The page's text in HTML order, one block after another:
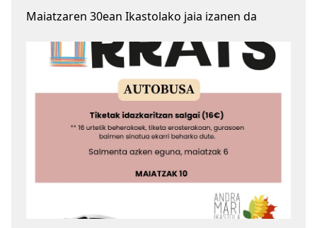
Maiatzaren 30ean Ikastolako jaia izanen da